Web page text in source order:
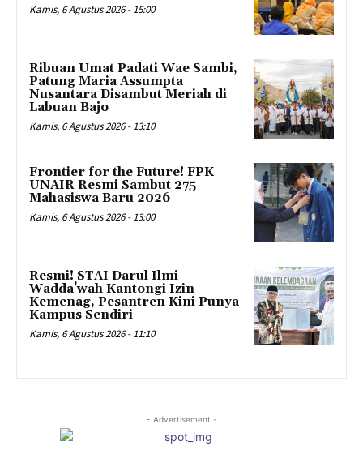
Kamis, 6 Agustus 2026 - 15:00
Ribuan Umat Padati Wae Sambi,
Patung Maria Assumpta
Nusantara Disambut Meriah di
Labuan Bajo
Kamis, 6 Agustus 2026 - 13:10
Frontier for the Future! FPK
UNAIR Resmi Sambut 275
Mahasiswa Baru 2026
Kamis, 6 Agustus 2026 - 13:00
Resmi! STAI Darul Ilmi
Wadda’wah Kantongi Izin
Kemenag, Pesantren Kini Punya
Kampus Sendiri
Kamis, 6 Agustus 2026 - 11:10
- Advertisement -